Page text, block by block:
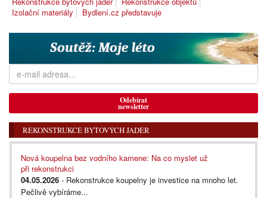
Izolační materiály
Bydlení.cz představuje
Odebírat
newsletter
REKONSTRUKCE BYTOVÝCH JADER
Nová koupelna bez vodního kamene: Na co myslet už
při rekonstrukci
04.05.2026 - Rekonstrukce koupelny je investice na mnoho let.
Pečlivě vybíráme...